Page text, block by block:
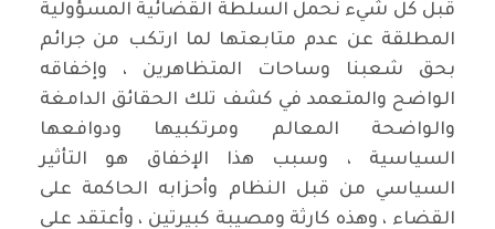
قبل كل شيء نحمل السلطة القضائية المسؤولية
المطلقة عن عدم متابعتها لما ارتكب من جرائم
بحق شعبنا وساحات المتظاهرين ، وإخفاقه
الواضح والمتعمد في كشف تلك الحقائق الدامغة
والواضحة المعالم ومرتكبيها ودوافعها
السياسية ، وسبب هذا الإخفاق هو التأثير
السياسي من قبل النظام وأحزابه الحاكمة على
القضاء ، وهذه كارثة ومصيبة كبيرتين ، وأعتقد على